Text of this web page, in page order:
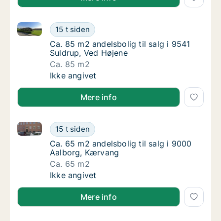
Ca. 85 m2 andelsbolig til salg i 9541
15 t siden
Ca. 85 m2 andelsbolig til salg i 9541 Suldrup, Ved
Ca. 85 m2 andelsbolig til salg i 9541
Ca. 85 m2 andelsbolig til salg i 9541
Suldrup, Ved Højene
Ca. 85 m2
Ca. 85 m2 andelsbolig til salg i 9541
Ikke angivet
Mere info
Ca. 65 m2 andelsbolig til salg i 9000
15 t siden
Ca. 65 m2 andelsbolig til salg i 9000 Aalborg,
Ca. 65 m2 andelsbolig til salg i 9000
Ca. 65 m2 andelsbolig til salg i 9000
Aalborg, Kærvang
Ca. 65 m2
Ca. 65 m2 andelsbolig til salg i 9000
Ikke angivet
Mere info